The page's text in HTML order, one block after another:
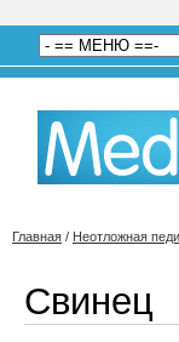
Главная / Неотложная
Свинец